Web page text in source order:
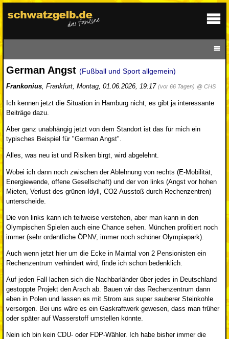
German Angst (Fußball und Sport allgemein)
Frankonius, Frankfurt, Montag, 01.06.2026, 19:17 (vor 66 Tagen) @ CHS
Ich kennen jetzt die Situation in Hamburg nicht, es gibt ja interessante
Beiträge dazu.
Aber ganz unabhängig jetzt von dem Standort ist das für mich ein
typisches Beispiel für "German Angst".
Alles, was neu ist und Risiken birgt, wird abgelehnt.
Wobei ich dann noch zwischen der Ablehnung von rechts (E-Mobilität,
Energiewende, offene Gesellschaft) und der von links (Angst vor hohen
Mieten, Verlust des grünen Idyll, CO2-Ausstoß durch Rechenzentren)
unterscheide.
Die von links kann ich teilweise verstehen, aber man kann in den
Olympischen Spielen auch eine Chance sehen. München profitiert noch
immer (sehr ordentliche ÖPNV, immer noch schöner Olympiapark).
Auch wenn jetzt hier um die Ecke in Maintal von 2 Pensionisten ein
Rechenzentrum verhindert wird, finde ich schon bedenklich.
Auf jeden Fall lachen sich die Nachbarländer über jedes in Deutschland
gestoppte Projekt den Arsch ab. Bauen wir das Rechenzentrum dann
eben in Polen und lassen es mit Strom aus super sauberer Steinkohle
versorgen. Bei uns wäre es ein Gaskraftwerk gewesen, dass man früher
oder später auf Wasserstoff umstellen könnte.
Nein ich bin kein CDU- oder FDP-Wähler. Ich habe bisher immer die